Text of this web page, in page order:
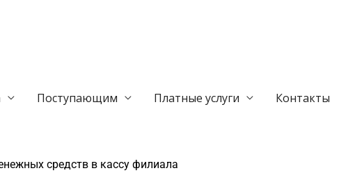
Поступающим Платные услуги Контакты
средств в кассу филиала